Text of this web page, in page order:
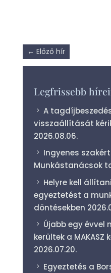
← Előző hír
Legfrissebb
A
visszaállítását
2026.08.06.
Ingyenes
Munkástanácsok
Helyre kell
egyeztetést a
döntésekben
Újabb egy
kerültek a MAKASZ
2026.07.20.
Egyeztetés a